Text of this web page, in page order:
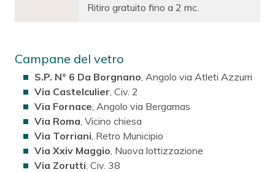
Ritiro gratuito fino a 2 mc.
Campane del vetro
S.P. N° 6 Da Borgnano , Angolo via Atleti Azzurri
Via Castelculier , Civ. 2
Via Fornace , Angolo via Bergamas
Via Roma , Vicino chiesa
Via Torriani , Retro Municipio
Via Xxiv Maggio , Nuova lottizzazione
Via Zorutti , Civ. 38